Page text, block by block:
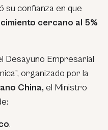
su confianza en que
cercano al 5%
Desayuno Empresarial
organizado por la
China, el Ministro
.